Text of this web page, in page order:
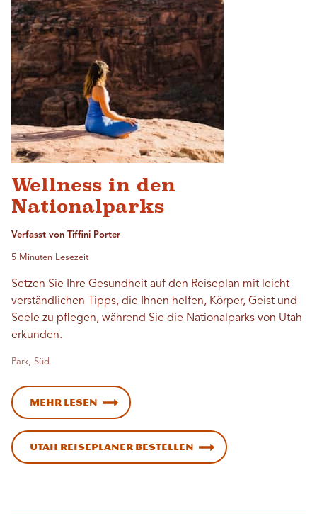
Wellness in den
Nationalparks
Verfasst von Tiffini Porter
5 Minuten Lesezeit
Setzen Sie Ihre Gesundheit auf den Reiseplan mit leicht
verständlichen Tipps, die Ihnen helfen, Körper, Geist und
Seele zu pflegen, während Sie die Nationalparks von Utah
erkunden.
Park, Süd
Mehr lesen
Utah Reiseplaner bestellen